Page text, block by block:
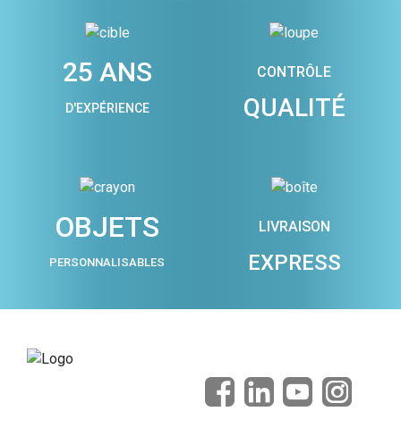
25 ANS
D'EXPÉRIENCE
CONTRÔLE
QUALITÉ
OBJETS
PERSONNALISABLES
LIVRAISON
EXPRESS